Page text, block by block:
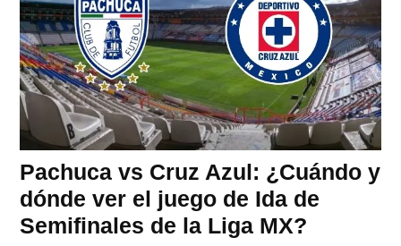
Pachuca vs Cruz Azul: ¿Cuándo y
dónde ver el juego de Ida de
Semifinales de la Liga MX?